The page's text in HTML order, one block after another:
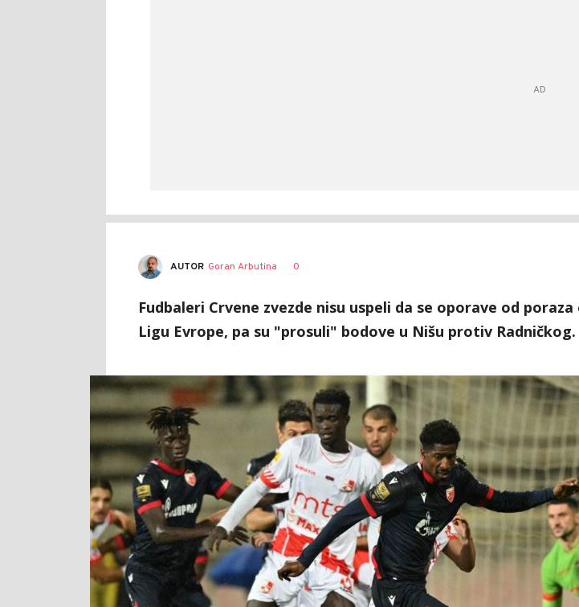
AUTOR Goran Arbutina 0
Fudbaleri Crvene zvezde nisu uspeli da se oporave od
Ligu Evrope, pa su "prosuli" bodove u Nišu protiv Radničkog.